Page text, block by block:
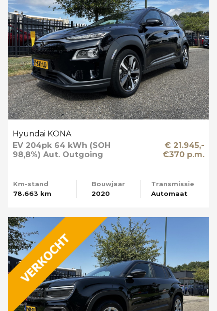
Hyundai KONA
EV 204pk 64 kWh (SOH
98,8%) Aut. Outgoing
€ 21.945,-
€370 p.m.
Km-stand
78.663 km
Bouwjaar
2020
Transmissie
Automaat